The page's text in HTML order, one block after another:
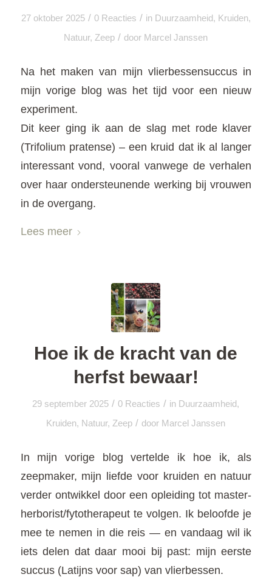
27 oktober 2025 / 0 Reacties / in Duurzaamheid, Kruiden,
Natuur, Zeep / door Marcel Janssen
Na het maken van mijn vlierbessensuccus in
mijn vorige blog was het tijd voor een nieuw
experiment.
Dit keer ging ik aan de slag met rode klaver
(Trifolium pratense) – een kruid dat ik al langer
interessant vond, vooral vanwege de verhalen
over haar ondersteunende werking bij vrouwen
in de overgang.
Lees meer
Hoe ik de kracht van de
herfst bewaar!
29 september 2025 / 0 Reacties / in Duurzaamheid,
Kruiden, Natuur,Zeep / door Marcel Janssen
In mijn vorige blog vertelde ik hoe ik, als
zeepmaker, mijn liefde voor kruiden en natuur
verder ontwikkel door een opleiding tot master-
herborist/fytotherapeut te volgen. Ik beloofde je
mee te nemen in die reis — en vandaag wil ik
iets delen dat daar mooi bij past: mijn eerste
succus (Latijns voor sap) van vlierbessen.